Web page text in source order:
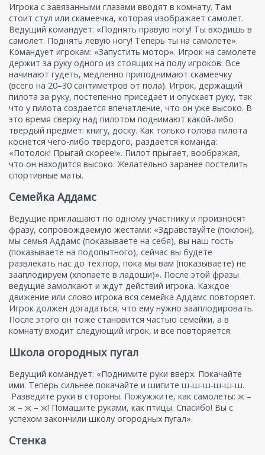
Игрока с завязанными глазами вводят в комнату. Там
стоит стул или скамеечка, которая изображает самолет.
Ведущий командует: «Поднять правую ногу! Ты входишь в
самолет. Поднять левую ногу! Теперь ты на самолете».
Командует игрокам: «Запустить мотор». Игрок на самолете
держит за руку одного из стоящих на полу игроков. Все
начинают гудеть, медленно приподнимают скамеечку
(всего на 20–30 сантиметров от пола). Игрок, держащий
пилота за руку, постепенно приседает и опускает руку, так
что у пилота создается впечатление, что он уже высоко. В
это время сверху над пилотом поднимают какой-либо
твердый предмет: книгу, доску. Как только голова пилота
коснется чего-либо твердого, раздается команда:
«Потолок! Прыгай скорее!». Пилот прыгает, воображая,
что он находится высоко. Желательно заранее постелить
спортивные маты.
Семейка Аддамс
Ведущие приглашают по одному участнику и произносят
фразу, сопровождаемую жестами: «Здравствуйте (поклон),
мы семья Аддамс (показываете на себя), вы наш гость
(показываете на подопытного), сейчас вы будете
развлекать нас до тех пор, пока мы вам (показываете) не
зааплодируем (хлопаете в ладоши)». После этой фразы
ведущие замолкают и ждут действий игрока. Каждое
движение или слово игрока вся семейка Аддамс повторяет.
Игрок должен догадаться, что ему нужно зааплодировать.
После этого он тоже становится частью семейки, а в
комнату входит следующий игрок, и все повторяется.
Школа огородных пугал
Ведущий командует: «Поднимите руки вверх. Покачайте
ими. Теперь сильнее покачайте и шипите ш-ш-ш-ш-ш-ш.
Разведите руки в стороны. Пожужжите, как самолеты: ж –
ж – ж – ж! Помашите руками, как птицы. Спасибо! Вы с
успехом закончили школу огородных пугал».
Стенка